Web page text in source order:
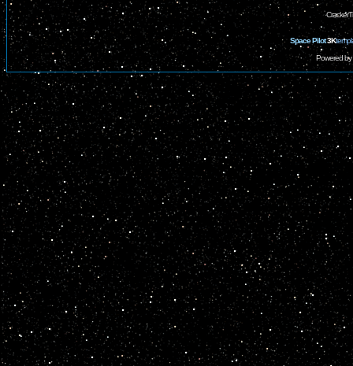
Space Pilot3K
Powered by